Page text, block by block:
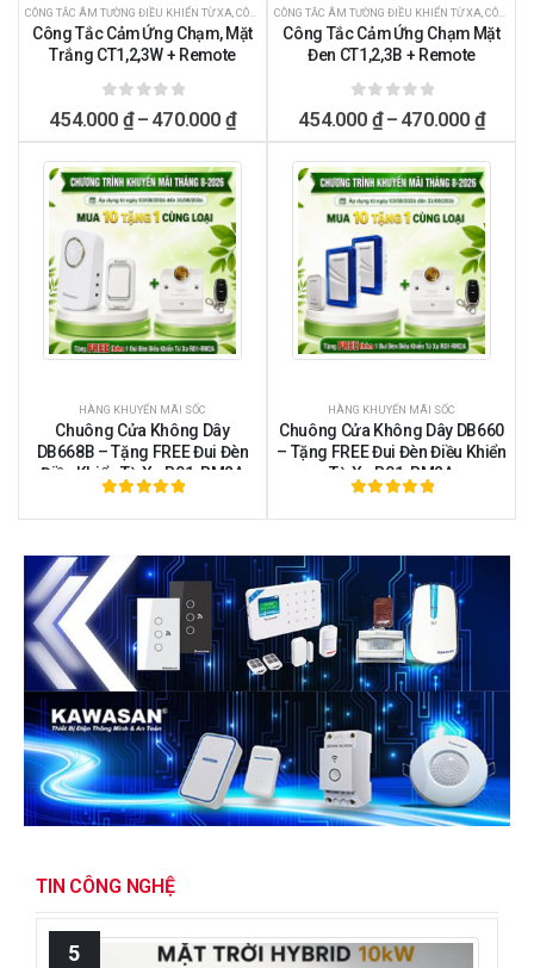
CÔNG TẮC ÂM TƯỜNG ĐIỀU KHIỂN TỪ XA CÔNG TẮC ĐIỀU KHIỂN TỪ XA
Công Tắc Cảm Ứng Chạm, Mặt
Trắng CT1,2,3W + Remote
0ngoài 5
454.000 ₫– 470.000 ₫
CÔNG TẮC ÂM TƯỜNG ĐIỀU KHIỂN TỪ XA CÔNG TẮC ĐIỀU KHIỂN TỪ XA
Công Tắc Cảm Ứng Chạm Mặt
Đen CT1,2,3B + Remote
0ngoài 5
454.000 ₫– 470.000 ₫
HÀNG KHUYẾN MÃI SỐC
Chuông Cửa Không Dây
DB668B – Tặng FREE Đui Đèn
Điều Khiển Từ Xa R01-RM2A
HÀNG KHUYẾN MÃI SỐC
Chuông Cửa Không Dây DB660
– Tặng FREE Đui Đèn Điều Khiển
Từ Xa R01-RM2A
TIN CÔNG NGHỆ
5